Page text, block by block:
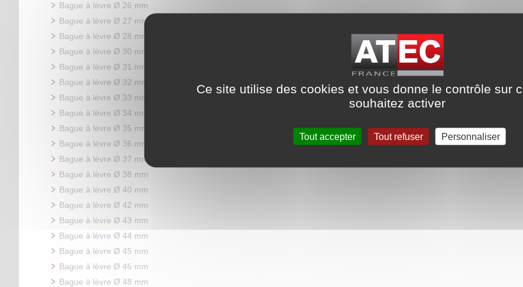
Bague à lèvre Ø 26 mm
Bague à lèvre Ø 27 mm
Bague à lèvre Ø 28 mm
Bague à lèvre Ø 30 mm
Bague à lèvre Ø 31 mm
Bague à lèvre Ø 32 mm
Bague à lèvre Ø 33 mm
Bague à lèvre Ø 34 mm
Bague à lèvre Ø 35 mm
Bague à lèvre Ø 36 mm
Bague à lèvre Ø 37 mm
Bague à lèvre Ø 38 mm
Bague à lèvre Ø 40 mm
Bague à lèvre Ø 42 mm
Bague à lèvre Ø 43 mm
Bague à lèvre Ø 44 mm
Bague à lèvre Ø 45 mm
Bague à lèvre Ø 46 mm
Bague à lèvre Ø 48 mm
Ce site utilise des cookies et vous donne le contrôle sur
souhaitez activer
Tout accepter Tout refuser Personnaliser